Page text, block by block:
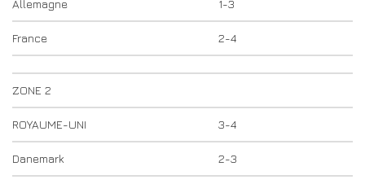
Allemagne 1-3
France 2-4
ZONE 2
ROYAUME-UNI 3-4
Danemark 2-3